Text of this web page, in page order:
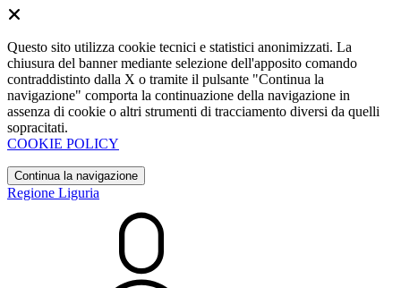
Questo sito utilizza cookie tecnici e statistici anonimizzati. La
chiusura del banner mediante selezione dell'apposito comando
contraddistinto dalla X o tramite il pulsante "Continua la
navigazione" comporta la continuazione della navigazione in
assenza di cookie o altri strumenti di tracciamento diversi da quelli
sopracitati.
COOKIE POLICY
Continua la navigazione
Regione Liguria